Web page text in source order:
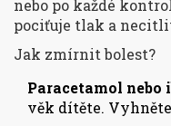
nebo po každé
pociťuje tlak a
Jak zmírnit bolest?
Paracetamol nebo
věk dítěte.